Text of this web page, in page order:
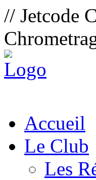
// Jetcode
Accueil
Le Club
Les